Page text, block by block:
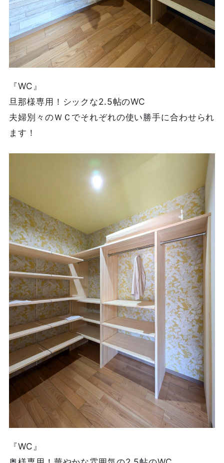
『WC』
旦那様専用！シックな2.5帖のWC
夫婦別々のＷＣでそれぞれの使い勝手に合わせられ
ます！
『WC』